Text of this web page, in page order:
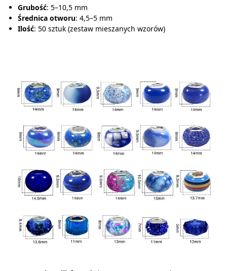
Grubość: 5–10,5 mm
Średnica otworu: 4,5–5 mm
Ilość: 50 sztuk (zestaw mieszanych wzorów)